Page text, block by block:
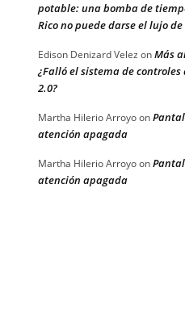
potable: una bomba de
Rico no puede darse el lujo
Edison Denizard Velez onMás
¿Falló el sistema de
2.0?
Martha Hilerio Arroyoon
atención apagada
Martha Hilerio Arroyoon
atención apagada